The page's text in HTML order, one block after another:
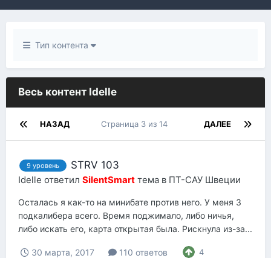
Тип контента
Весь контент Idelle
НАЗАД ДАЛЕЕ
Страница 3 из 14
9 уровень STRV 103
Idelle ответил SilentSmart тема в ПТ-САУ Швеции
Осталась я как-то на минибате против него. У меня 3
подкалибера всего. Время поджимало, либо ничья,
либо искать его, карта открытая была. Рискнула из-за...
30 марта, 2017 110 ответов 4